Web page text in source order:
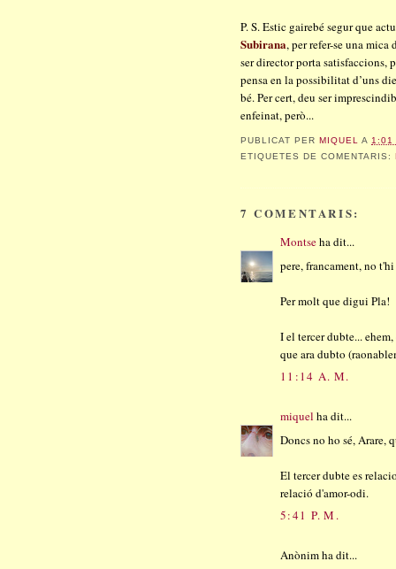
P. S. Estic gairebé segur que
Subirana, per refer-se una
ser director porta satisfaccions,
pensa en la possibilitat d’uns
bé. Per cert, deu ser
enfeinat, però...
PUBLICAT PER MIQUELA1:01
ETIQUETES DE COMENTARIS:
7 COMENTARIS:
Montseha dit...
pere, francament, no
Per molt que digui Pla!
I el tercer dubte...
que ara dubto
11:14 A. M.
miquel ha dit...
Doncs no ho sé, Arare,
El tercer dubte es
relació d'amor-odi.
5:41 P. M.
Anònim ha dit...